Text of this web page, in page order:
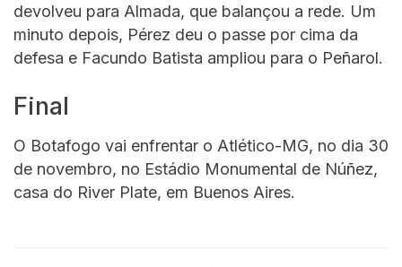
devolveu para Almada, que balançou a rede. Um
minuto depois, Pérez deu o passe por cima da
defesa e Facundo Batista ampliou para o Peñarol.
Final
O Botafogo vai enfrentar o Atlético-MG, no dia 30
de novembro, no Estádio Monumental de Núñez,
casa do River Plate, em Buenos Aires.